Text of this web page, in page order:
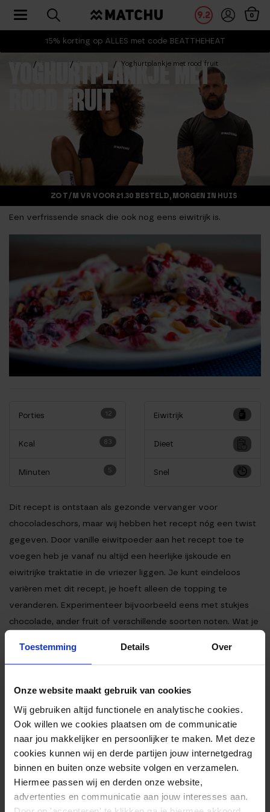
Toestemming Details Over
Onze website maakt gebruik van cookies
Wij gebruiken altijd functionele en analytische cookies.
Ook willen we cookies plaatsen om de communicatie
naar jou makkelijker en persoonlijker te maken. Met deze
cookies kunnen wij en derde partijen jouw internetgedrag
binnen en buiten onze website volgen en verzamelen.
Hiermee passen wij en derden onze website,
advertenties en communicatie aan jouw interesses aan.
15% korting op ALLES met code BEATTHEHEAT
9.2 0
Toggle navigation
Yoghurtplankje met rood fruit
YOGHURTPLANKJE MET
ROOD FRUIT
ZO T/M VR VOOR 21.30 BESTELD, MORGEN IN HUIS
Een verfrissende snack die ook nog eens eiwitrijk is.
Porties 12
Kcal 83
Minuten 5
Eiwitrijk
Dieet
Snel
Dit recept is ontstaan als gezonde vervanger voor
chocoladeschors, maar wij hebben het recept nóg een twist
gegeven. Door vanille eiwitpoeder aan het recept toe te
voegen heb je vanaf nu altijd een heerlijke ijskoude en
eiwitrijke traktatie in de vriezer liggen. Je kunt eindeloos
variëren met dit recept, je hoeft alleen de topping te
veranderen. Experimenteer bijvoorbeeld eens met stukjes
chocolade, ander fruit of verschillende soorten noten. Wat je
huis en je hoeft je er echt nooit schuldig over te voelen.
Bereiding
Voedingswaarden
INGREDIËNTEN
500g volle Griekse yoghurt
2 eetlepels honing
2 theelepels citroensap